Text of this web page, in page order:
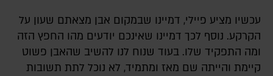
עכשיו מציע פיילי, דמיינו שבמקום אבן מצאתם שעון על
הקרקע. נוסף לכך דמיינו שאינכם יודעים מהו החפץ הזה
ומה התפקיד שלו. בעוד שנוח לנו להשיב שהאבן פשוט
קיימת והייתה שם מאז ומתמיד, לא נוכל לתת תשובות